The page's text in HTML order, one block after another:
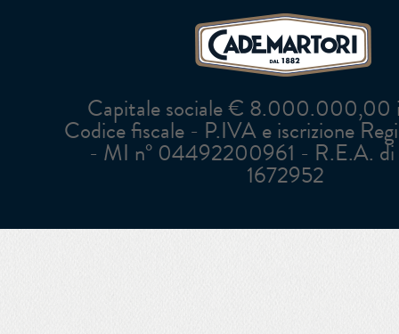
Capitale sociale € 8.000.000,00
Codice fiscale - P.IVA e iscrizione
- MI n° 04492200961 - R.E.A. di
1672952